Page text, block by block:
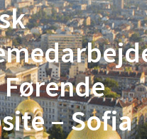
– Sofia